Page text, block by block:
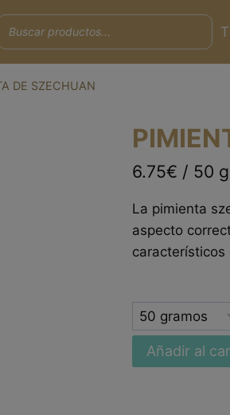
DE SZECHUAN
6.75€ / 50
La pimienta
aspecto
característicos
Selected
option
Añadir al